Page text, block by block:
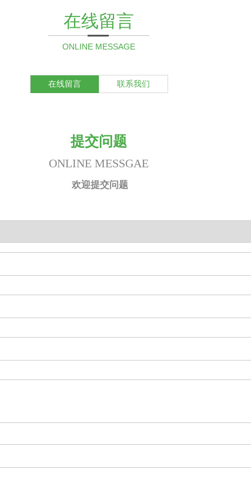
在线留言
ONLINE MESSAGE
在线留言 联系我们
提交问题
ONLINE MESSGAE
欢迎提交问题